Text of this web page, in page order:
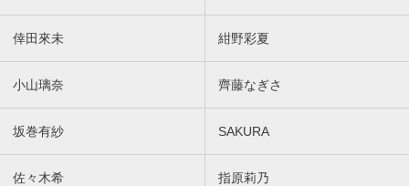
倖田來未 紺野彩夏
小山璃奈 齊藤なぎさ
坂巻有紗 SAKURA
佐々木希 指原莉乃